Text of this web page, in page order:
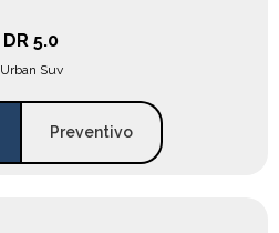
DR 5.0
Urban Suv
Preventivo